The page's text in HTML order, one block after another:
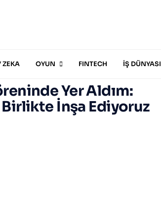
ZEKA OYUN FINTECH İŞ DÜNYASI
Yer Aldım:
İnşa Ediyoruz